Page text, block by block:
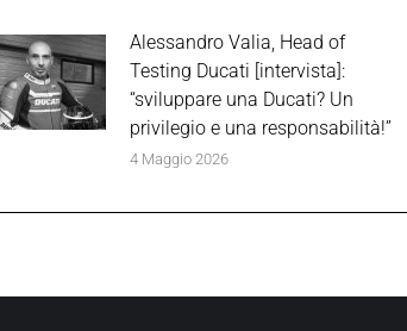
Alessandro Valia, Head of
Testing Ducati [intervista]:
“sviluppare una Ducati? Un
privilegio e una responsabilità!”
4 Maggio 2026